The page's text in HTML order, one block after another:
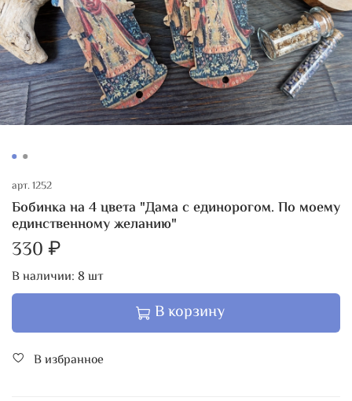
арт.1252
Бобинка на 4 цвета "Дама с единорогом. По моему
единственному желанию"
330 ₽
В наличии: 8 шт
В корзину
В избранное